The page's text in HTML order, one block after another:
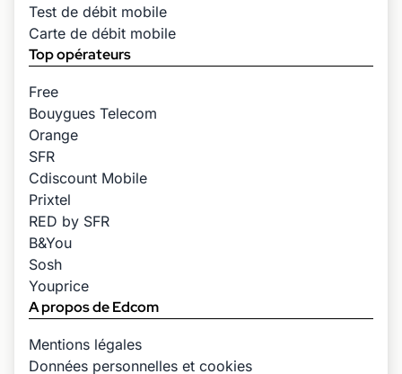
Test de débit mobile
Carte de débit mobile
Top opérateurs
Free
Bouygues Telecom
Orange
SFR
Cdiscount Mobile
Prixtel
RED by SFR
B&You
Sosh
Youprice
A propos de Edcom
Mentions légales
Données personnelles et cookies